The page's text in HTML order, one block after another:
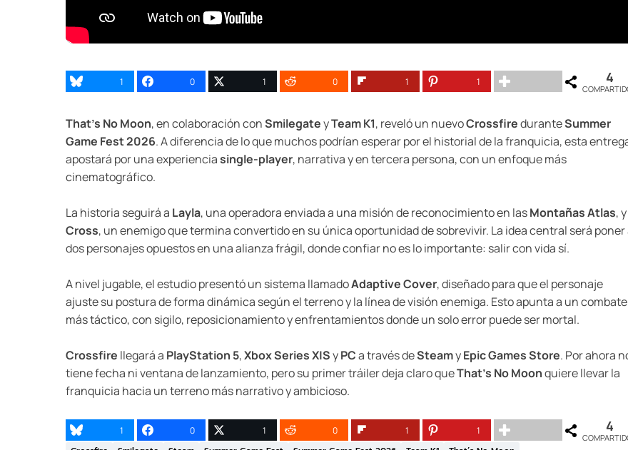
1 0 1 0 1 1 4
That’s No Moon, en colaboración conSmilegateyTeam K1, reveló un nuevoCrossfireduranteSummer
Game Fest 2026. A diferencia de lo que muchos podrían esperar por el historial de la franquicia, esta
apostará por una experienciasingle-player, narrativa y en tercera persona, con un enfoque más
cinematográfico.
La historia seguirá a Layla, una operadora enviada a una misión de reconocimiento en lasMontañas Atlas,
Cross, un enemigo que termina convertido en su única oportunidad de sobrevivir. La idea central será poner
dos personajes opuestos en una alianza frágil, donde confiar no es lo importante: salir con vida sí.
A nivel jugable, el estudio presentó un sistema llamadoAdaptive Cover, diseñado para que el personaje
ajuste su postura de forma dinámica según el terreno y la línea de visión enemiga. Esto apunta a un combate
más táctico, con sigilo, reposicionamiento y enfrentamientos donde un solo error puede ser mortal.
Crossfire llegará a PlayStation 5,Xbox Series X|SyPCa través deSteamyEpic Games Store. Por ahora
tiene fecha ni ventana de lanzamiento, pero su primer tráiler deja claro queThat’s No Moonquiere llevar la
franquicia hacia un terreno más narrativo y ambicioso.
1 0 1 0 1 1 4